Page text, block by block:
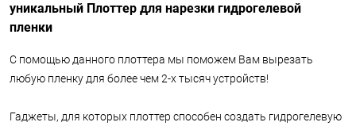
уникальный Плоттер для нарезки гидрогелевой
пленки
С помощью данного плоттера мы поможем Вам вырезать
любую пленку для более чем 2-х тысяч устройств!
Гаджеты, для которых плоттер способен создать гидрогелевую